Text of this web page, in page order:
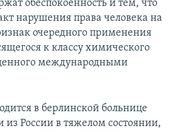
обеспокоенность и тем, что
нарушения права человека на
очередного применения
к классу химического
международными
в берлинской больнице
из России в тяжелом состоянии,